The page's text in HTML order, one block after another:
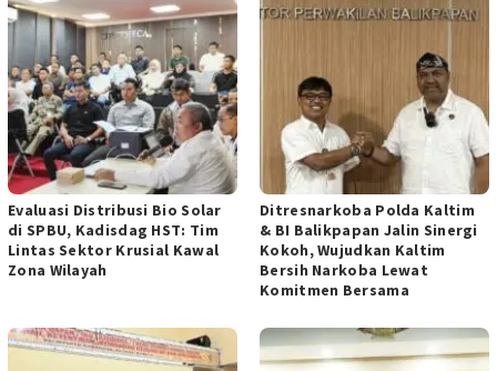
Evaluasi Distribusi Bio Solar
di ‎SPBU, Kadisdag HST: Tim
Lintas ‎Sektor Krusial Kawal
Zona Wilayah ‎
Ditresnarkoba Polda Kaltim
& BI Balikpapan Jalin Sinergi
Kokoh, Wujudkan Kaltim
Bersih Narkoba Lewat
Komitmen Bersama